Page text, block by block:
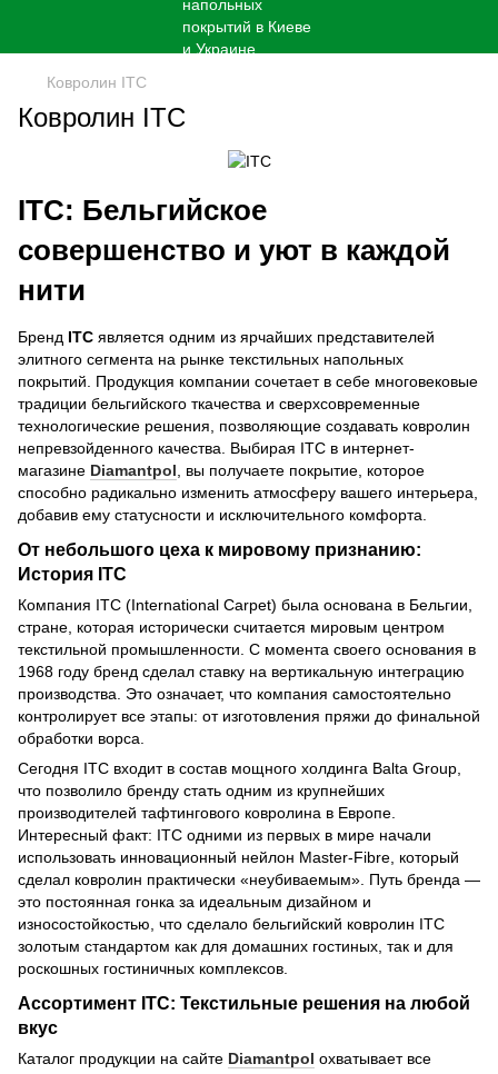
Ковролин ITC
Ковролин ITC
ITC: Бельгийское
совершенство и уют в каждой
нити
Бренд ITC является одним из ярчайших представителей
элитного сегмента на рынке текстильных напольных
покрытий. Продукция компании сочетает в себе многовековые
традиции бельгийского ткачества и сверхсовременные
технологические решения, позволяющие создавать ковролин
непревзойденного качества. Выбирая ITC в интернет-
магазине Diamantpol, вы получаете покрытие, которое
способно радикально изменить атмосферу вашего интерьера,
добавив ему статусности и исключительного комфорта.
От небольшого цеха к мировому признанию:
История ITC
Компания ITC (International Carpet) была основана в Бельгии,
стране, которая исторически считается мировым центром
текстильной промышленности. С момента своего основания в
1968 году бренд сделал ставку на вертикальную интеграцию
производства. Это означает, что компания самостоятельно
контролирует все этапы: от изготовления пряжи до финальной
обработки ворса.
Сегодня ITC входит в состав мощного холдинга Balta Group,
что позволило бренду стать одним из крупнейших
производителей тафтингового ковролина в Европе.
Интересный факт: ITC одними из первых в мире начали
использовать инновационный нейлон Master-Fibre, который
сделал ковролин практически «неубиваемым». Путь бренда —
это постоянная гонка за идеальным дизайном и
износостойкостью, что сделало бельгийский ковролин ITC
золотым стандартом как для домашних гостиных, так и для
роскошных гостиничных комплексов.
Ассортимент ITC: Текстильные решения на любой
вкус
Каталог продукции на сайте Diamantpol охватывает все